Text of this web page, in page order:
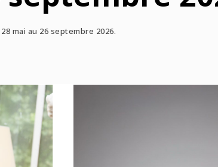
mai au 26 septembre 2026.